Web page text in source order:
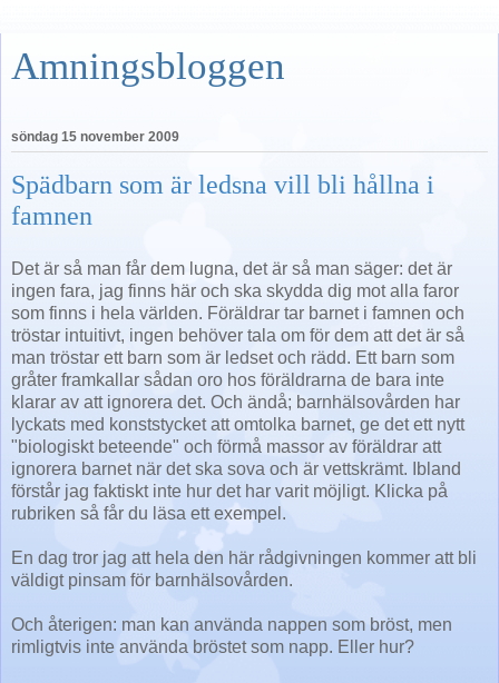
Amningsbloggen
söndag 15 november 2009
Spädbarn som är ledsna vill bli hållna i
famnen
Det är så man får dem lugna, det är så man säger: det är
ingen fara, jag finns här och ska skydda dig mot alla faror
som finns i hela världen. Föräldrar tar barnet i famnen och
tröstar intuitivt, ingen behöver tala om för dem att det är så
man tröstar ett barn som är ledset och rädd. Ett barn som
gråter framkallar sådan oro hos föräldrarna de bara inte
klarar av att ignorera det. Och ändå; barnhälsovården har
lyckats med konststycket att omtolka barnet, ge det ett nytt
"biologiskt beteende" och förmå massor av föräldrar att
ignorera barnet när det ska sova och är vettskrämt. Ibland
förstår jag faktiskt inte hur det har varit möjligt. Klicka på
rubriken så får du läsa ett exempel.
En dag tror jag att hela den här rådgivningen kommer att bli
väldigt pinsam för barnhälsovården.
Och återigen: man kan använda nappen som bröst, men
rimligtvis inte använda bröstet som napp. Eller hur?